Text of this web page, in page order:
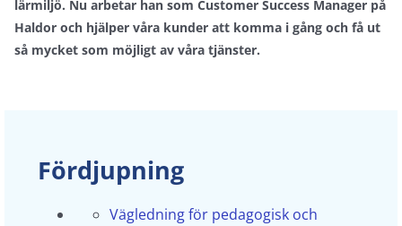
lärmiljö. Nu arbetar han som Customer Success Manager på
Haldor och hjälper våra kunder att komma i gång och få ut
så mycket som möjligt av våra tjänster.
Fördjupning
Vägledning för pedagogisk och